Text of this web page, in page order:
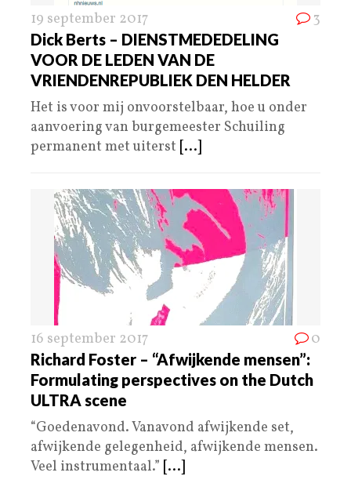
19 september 2017 3
Dick Berts – DIENSTMEDEDELING
VOOR DE LEDEN VAN DE
VRIENDENREPUBLIEK DEN HELDER
Het is voor mij onvoorstelbaar, hoe u onder
aanvoering van burgemeester Schuiling
permanent met uiterst [...]
16 september 2017 0
Richard Foster – “Afwijkende mensen”:
Formulating perspectives on the Dutch
ULTRA scene
“Goedenavond. Vanavond afwijkende set,
afwijkende gelegenheid, afwijkende mensen.
Veel instrumentaal.” [...]